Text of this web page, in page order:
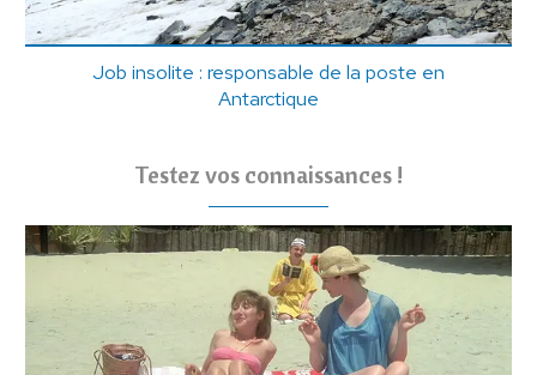
Job insolite : responsable de la poste en
Antarctique
Testez vos connaissances !